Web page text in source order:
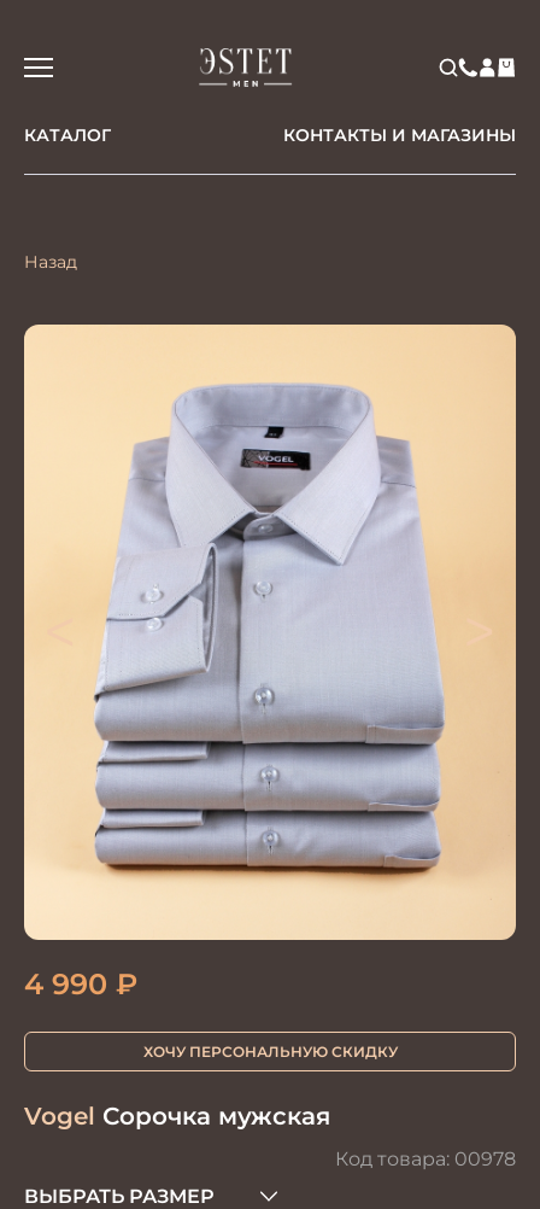
КАТАЛОГ КОНТАКТЫ И МАГАЗИНЫ
Назад
Vogel Сорочка мужская
Код товара: 00978
4 990 ₽
ХОЧУ ПЕРСОНАЛЬНУЮ СКИДКУ
ВЫБРАТЬ РАЗМЕР